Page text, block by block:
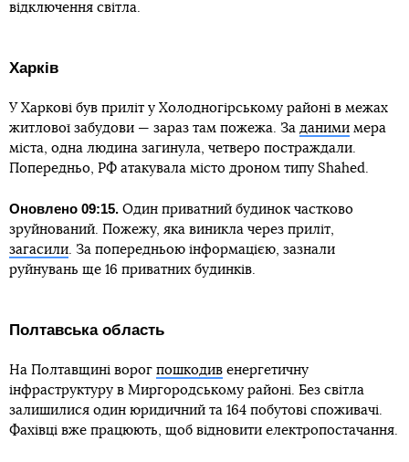
відключення світла.
Харків
У Харкові був приліт у Холодногірському районі в межах
житлової забудови — зараз там пожежа. За даними мера
міста, одна людина загинула, четверо постраждали.
Попередньо, РФ атакувала місто дроном типу Shahed.
Оновлено 09:15. Один приватний будинок частково
зруйнований. Пожежу, яка виникла через приліт,
загасили. За попередньою інформацією, зазнали
руйнувань ще 16 приватних будинків.
Полтавська область
На Полтавщині ворог пошкодив енергетичну
інфраструктуру в Миргородському районі. Без світла
залишилися один юридичний та 164 побутові споживачі.
Фахівці вже працюють, щоб відновити електропостачання.